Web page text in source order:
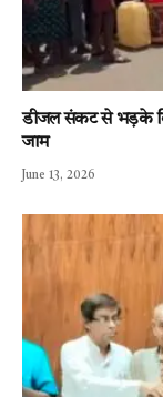
डीजल संकट से भड़के
जाम
June 13, 2026